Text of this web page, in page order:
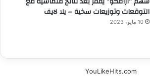
التوقعات وتوزيعات سخية – يلا لايف
10 مايو، 2023
YouLikeHits.com